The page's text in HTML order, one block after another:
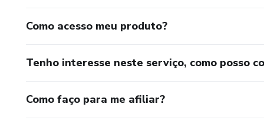
Como acesso meu produto?
Tenho interesse neste serviço, como posso
Como faço para me afiliar?